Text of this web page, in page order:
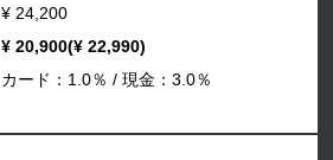
¥ 24,200
¥ 20,900(¥ 22,990)
カード：1.0％ / 現金：3.0％